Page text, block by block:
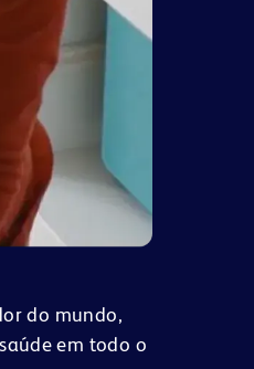
do mundo,
em todo o